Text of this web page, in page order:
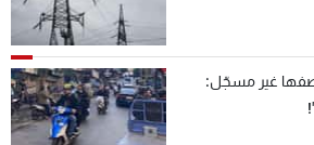
نصفها غير مسجّل: